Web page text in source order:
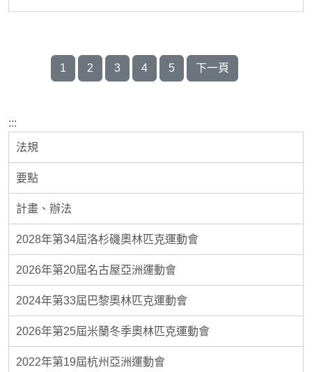
:::
法規
要點
計畫、辦法
2028年第34屆洛杉磯奧林匹克運動會
2026年第20屆名古屋亞洲運動會
2024年第33屆巴黎奧林匹克運動會
2026年第25屆米蘭冬季奧林匹克運動會
2022年第19屆杭州亞洲運動會
1 2 3 4 5 下一頁